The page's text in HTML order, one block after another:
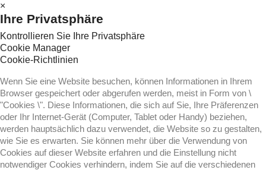
×
Ihre Privatsphäre
Kontrollieren Sie Ihre Privatsphäre
Cookie Manager
Cookie-Richtlinien
Wenn Sie eine Website besuchen, können Informationen in Ihrem
Browser gespeichert oder abgerufen werden, meist in Form von \
"Cookies \". Diese Informationen, die sich auf Sie, Ihre Präferenzen
oder Ihr Internet-Gerät (Computer, Tablet oder Handy) beziehen,
werden hauptsächlich dazu verwendet, die Website so zu gestalten,
wie Sie es erwarten. Sie können mehr über die Verwendung von
Cookies auf dieser Website erfahren und die Einstellung nicht
notwendiger Cookies verhindern, indem Sie auf die verschiedenen